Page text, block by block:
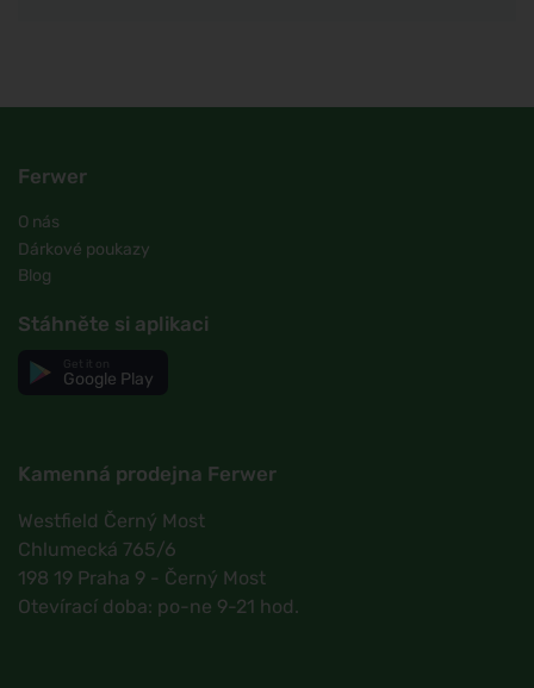
Ferwer
O nás
Dárkové poukazy
Blog
Stáhněte si aplikaci
Google Play
Kamenná prodejna Ferwer
Westfield Černý Most
Chlumecká 765/6
198 19 Praha 9 - Černý Most
Otevírací doba: po-ne 9-21 hod.